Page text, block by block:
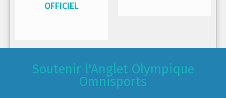
OFFICIEL
Soutenir l'Anglet Olympique
Omnisports